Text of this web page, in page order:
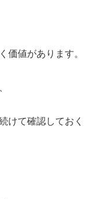
価値があります。
けて確認しておく